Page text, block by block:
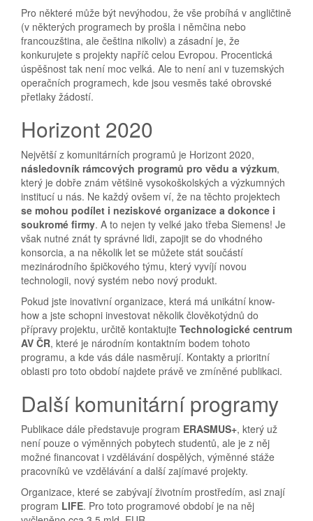
Pro některé může být nevýhodou, že vše probíhá v angličtině
(v některých programech by prošla i němčina nebo
francouzština, ale čeština nikoliv) a zásadní je, že
konkurujete s projekty napříč celou Evropou. Procentická
úspěšnost tak není moc velká. Ale to není ani v tuzemských
operačních programech, kde jsou vesměs také obrovské
přetlaky žádostí.
Horizont 2020
Největší z komunitárních programů je Horizont 2020,
následovník rámcových programů pro vědu a výzkum,
který je dobře znám většině vysokoškolských a výzkumných
institucí u nás. Ne každý ovšem ví, že na těchto projektech
se mohou podílet i neziskové organizace a dokonce i
soukromé firmy. A to nejen ty velké jako třeba Siemens! Je
však nutné znát ty správné lidi, zapojit se do vhodného
konsorcia, a na několik let se můžete stát součástí
mezinárodního špičkového týmu, který vyvíjí novou
technologii, nový systém nebo nový produkt.
Pokud jste inovativní organizace, která má unikátní know-
how a jste schopni investovat několik člověkotýdnů do
přípravy projektu, určitě kontaktujte Technologické centrum
AV ČR, které je národním kontaktním bodem tohoto
programu, a kde vás dále nasměrují. Kontakty a prioritní
oblasti pro toto období najdete právě ve zmíněné publikaci.
Další komunitární programy
Publikace dále představuje program ERASMUS+, který už
není pouze o výměnných pobytech studentů, ale je z něj
možné financovat i vzdělávání dospělých, výměnné stáže
pracovníků ve vzdělávání a další zajímavé projekty.
Organizace, které se zabývají životním prostředím, asi znají
program LIFE. Pro toto programové období je na něj